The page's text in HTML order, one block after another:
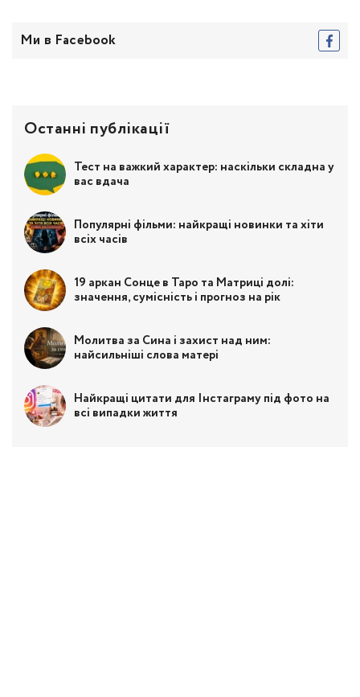
Ми в Facebook
Останні публікації
Тест на важкий характер: наскільки складна у
вас вдача
Популярні фільми: найкращі новинки та хіти
всіх часів
19 аркан Сонце в Таро та Матриці долі:
значення, сумісність і прогноз на рік
Молитва за Сина і захист над ним:
найсильніші слова матері
Найкращі цитати для Інстаграму під фото на
всі випадки життя